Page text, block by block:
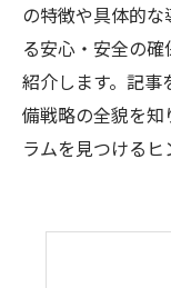
の特徴や具体的
る安心・安全の
紹介します。記
備戦略の全貌を
ラムを見つけるヒ